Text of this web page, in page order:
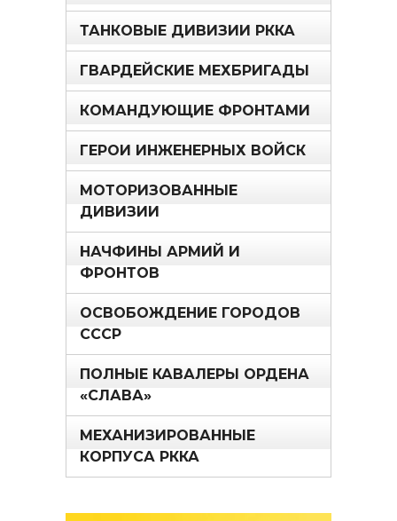
ТАНКОВЫЕ ДИВИЗИИ РККА
ГВАРДЕЙСКИЕ МЕХБРИГАДЫ
КОМАНДУЮЩИЕ ФРОНТАМИ
ГЕРОИ ИНЖЕНЕРНЫХ ВОЙСК
МОТОРИЗОВАННЫЕ
ДИВИЗИИ
НАЧФИНЫ АРМИЙ И
ФРОНТОВ
ОСВОБОЖДЕНИЕ ГОРОДОВ
СССР
ПОЛНЫЕ КАВАЛЕРЫ ОРДЕНА
«СЛАВА»
МЕХАНИЗИРОВАННЫЕ
КОРПУСА РККА